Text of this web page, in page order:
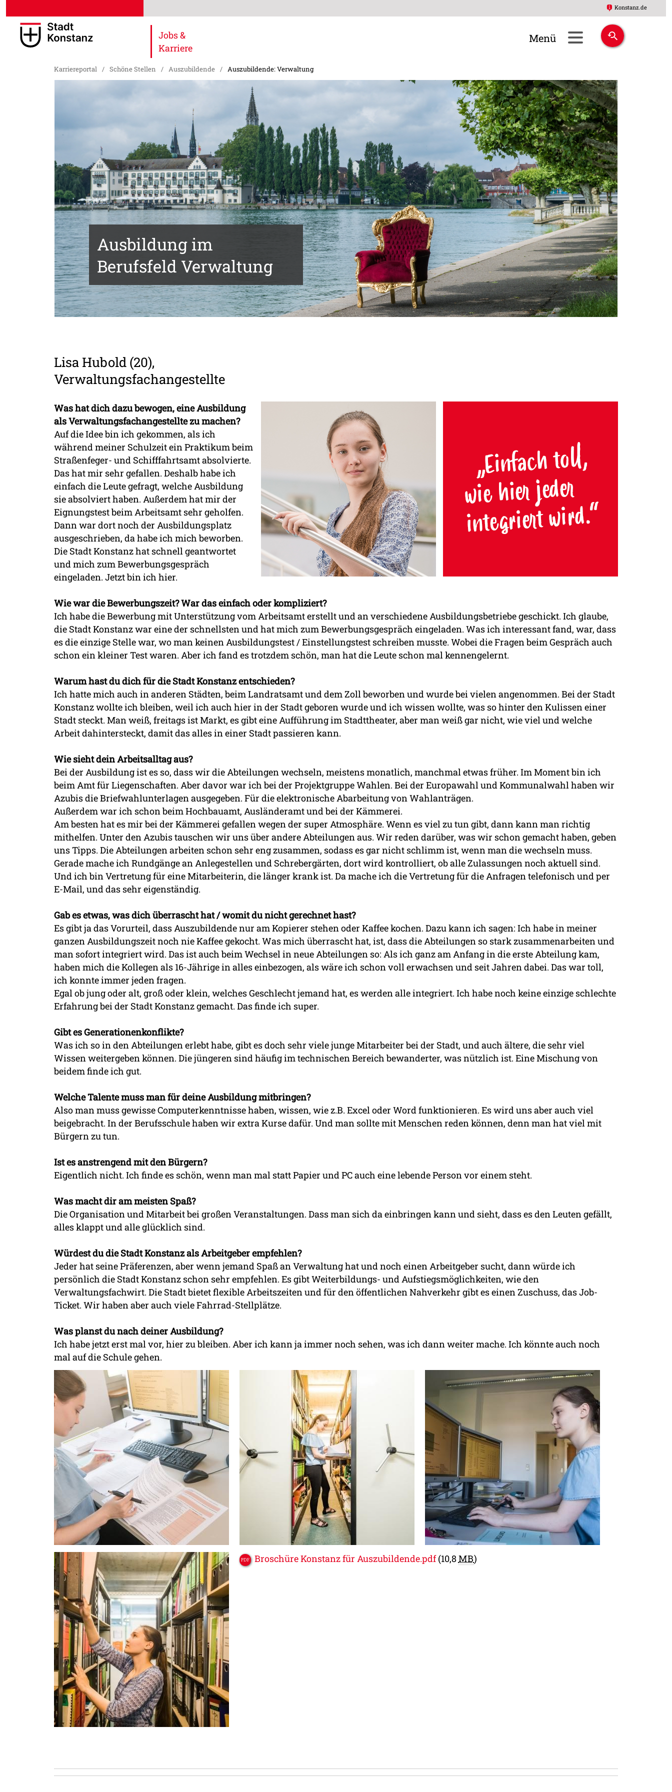
Konstanz.de
Jobs &
Karriere
Karriereportal / Schöne Stellen / Auszubildende / Auszubildende: Verwaltung
Ausbildung im
Berufsfeld Verwaltung
Lisa Hubold (20),
Verwaltungsfachangestellte
Was hat dich dazu bewogen, eine Ausbildung
als Verwaltungsfachangestellte zu machen?
Auf die Idee bin ich gekommen, als ich
während meiner Schulzeit ein Praktikum beim
Straßenfeger- und Schifffahrtsamt absolvierte.
Das hat mir sehr gefallen. Deshalb habe ich
einfach die Leute gefragt, welche Ausbildung
sie absolviert haben. Außerdem hat mir der
Eignungstest beim Arbeitsamt sehr geholfen.
Dann war dort noch der Ausbildungsplatz
ausgeschrieben, da habe ich mich beworben.
Die Stadt Konstanz hat schnell geantwortet
und mich zum Bewerbungsgespräch
eingeladen. Jetzt bin ich hier.
Wie war die Bewerbungszeit? War das einfach oder kompliziert?
Ich habe die Bewerbung mit Unterstützung vom Arbeitsamt erstellt und an verschiedene Ausbildungsbetriebe geschickt. Ich glaube,
die Stadt Konstanz war eine der schnellsten und hat mich zum Bewerbungsgespräch eingeladen. Was ich interessant fand, war, dass
es die einzige Stelle war, wo man keinen Ausbildungstest / Einstellungstest schreiben musste. Wobei die Fragen beim Gespräch auch
schon ein kleiner Test waren. Aber ich fand es trotzdem schön, man hat die Leute schon mal kennengelernt.
Warum hast du dich für die Stadt Konstanz entschieden?
Ich hatte mich auch in anderen Städten, beim Landratsamt und dem Zoll beworben und wurde bei vielen angenommen. Bei der Stadt
Konstanz wollte ich bleiben, weil ich auch hier in der Stadt geboren wurde und ich wissen wollte, was so hinter den Kulissen einer
Stadt steckt. Man weiß, freitags ist Markt, es gibt eine Aufführung im Stadttheater, aber man weiß gar nicht, wie viel und welche
Arbeit dahintersteckt, damit das alles in einer Stadt passieren kann.
Wie sieht dein Arbeitsalltag aus?
Bei der Ausbildung ist es so, dass wir die Abteilungen wechseln, meistens monatlich, manchmal etwas früher. Im Moment bin ich
beim Amt für Liegenschaften. Aber davor war ich bei der Projektgruppe Wahlen. Bei der Europawahl und Kommunalwahl haben wir
Azubis die Briefwahlunterlagen ausgegeben. Für die elektronische Abarbeitung von Wahlanträgen.
Außerdem war ich schon beim Hochbauamt, Ausländeramt und bei der Kämmerei.
Am besten hat es mir bei der Kämmerei gefallen ­­wegen der super Atmosphäre. Wenn es viel zu tun gibt, dann kann man richtig
mithelfen. Unter den Azubis tauschen wir uns über andere Abteilungen aus. Wir reden darüber, was wir schon gemacht haben, geben
uns Tipps. Die Abteilungen arbeiten schon sehr eng zusammen, sodass es gar nicht schlimm ist, wenn man die wechseln muss.
Gerade mache ich Rundgänge an Anlegestellen und Schrebergärten, dort wird kontrolliert, ob alle Zulassungen noch aktuell sind.
Und ich bin Vertretung für eine Mitarbeiterin, die länger krank ist. Da mache ich die Vertretung für die Anfragen telefonisch und per
E-Mail, und das sehr eigenständig.
Gab es etwas, was dich überrascht hat / womit du nicht gerechnet hast?
Es gibt ja das Vorurteil, dass Auszubildende nur am Kopierer stehen oder Kaffee kochen. Dazu kann ich sagen: Ich habe in meiner
ganzen Ausbildungszeit noch nie Kaffee gekocht. Was mich überrascht hat, ist, dass die Abteilungen so stark zusammenarbeiten und
man sofort integriert wird. Das ist auch beim Wechsel in neue Abteilungen so: Als ich ganz am Anfang in die erste Abteilung kam,
haben mich die Kollegen als 16-Jährige in alles einbezogen, als wäre ich schon voll erwachsen und seit Jahren dabei. Das war toll,
ich konnte immer jeden fragen.
Egal ob jung oder alt, groß oder klein, welches Geschlecht jemand hat, es werden alle integriert. Ich habe noch keine einzige schlechte
Erfahrung bei der Stadt Konstanz gemacht. Das finde ich super.
Gibt es Generationenkonflikte?
Was ich so in den Abteilungen erlebt habe, gibt es doch sehr viele junge Mitarbeiter bei der Stadt, und auch ältere, die sehr viel
Wissen weitergeben können. Die jüngeren sind häufig im technischen Bereich bewanderter, was nützlich ist. Eine Mischung von
beidem finde ich gut.
Welche Talente muss man für deine Ausbildung mitbringen?
Also man muss gewisse Computerkenntnisse haben, wissen, wie z.B. Excel oder Word funktionieren. Es wird uns aber auch viel
beigebracht. In der Berufsschule haben wir extra Kurse dafür. Und man sollte mit Menschen reden können, denn man hat viel mit
Bürgern zu tun.
Ist es anstrengend mit den Bürgern?
Eigentlich nicht. Ich finde es schön, wenn man mal statt Papier und PC auch eine lebende Person vor einem steht.
Was macht dir am meisten Spaß?
Die Organisation und Mitarbeit bei großen Veranstaltungen. Dass man sich da einbringen kann und sieht, dass es den Leuten gefällt,
alles klappt und alle glücklich sind.
Würdest du die Stadt Konstanz als Arbeitgeber empfehlen?
Jeder hat seine Präferenzen, aber wenn jemand Spaß an Verwaltung hat und noch einen Arbeitgeber sucht, dann würde ich
persönlich die Stadt Konstanz schon sehr empfehlen. Es gibt Weiterbildungs- und Aufstiegsmöglichkeiten, wie den
Verwaltungsfachwirt. Die Stadt bietet flexible Arbeitszeiten und für den öffentlichen Nahverkehr gibt es einen Zuschuss, das Job-
Ticket. Wir haben aber auch viele Fahrrad-Stellplätze.
Was planst du nach deiner Ausbildung?
Ich habe jetzt erst mal vor, hier zu bleiben. Aber ich kann ja immer noch sehen, was ich dann weiter mache. Ich könnte auch noch
mal auf die Schule gehen.
Broschüre Konstanz für Auszubildende.pdf (10,8 MB)